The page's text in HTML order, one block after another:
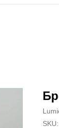
SKU: